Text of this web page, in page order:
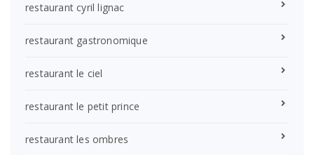
restaurant cyril lignac
restaurant gastronomique
restaurant le ciel
restaurant le petit prince
restaurant les ombres